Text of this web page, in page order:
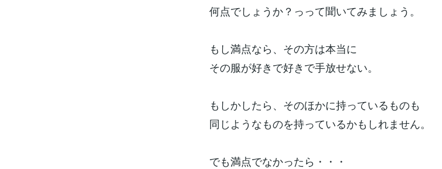
何点でしょうか？っって聞いてみましょう。
もし満点なら、その方は本当に
その服が好きで好きで手放せない。
もしかしたら、そのほかに持っているものも
同じようなものを持っているかもしれません。
でも満点でなかったら・・・